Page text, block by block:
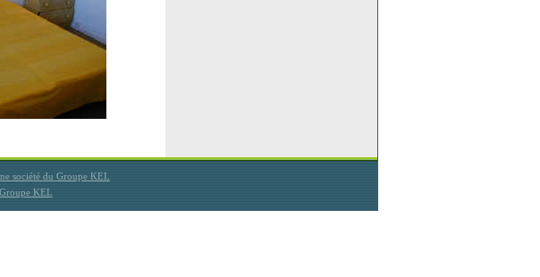
société du Groupe KEL
KEL